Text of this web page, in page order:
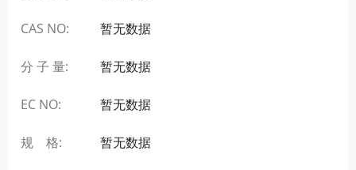
CAS NO: 暂无数据
分 子 量: 暂无数据
EC NO: 暂无数据
规 格: 暂无数据